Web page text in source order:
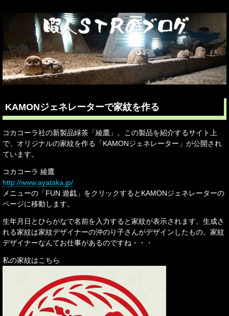
KAMONジェネレーターで家紋を作る
コカコーラ社の新製品緑茶「綾鷹」。この製品を紹介するサイト上
で、オリジナルの家紋を作る「KAMONジェネレーター」が公開され
ています。
コカコーラ 綾鷹
http://www.ayataka.jp/
メニューの「FUN 遊戯」をクリックするとKAMONジェネレーターの
ページに移動します。
生年月日とひらがなで名前を入力すると家紋が表示されます。生成さ
れる家紋は家紋デザイナーの沖のり子さんがデザインしたもの。家紋
デザイナーなんてお仕事があるのですね・・・
私の家紋はこちら